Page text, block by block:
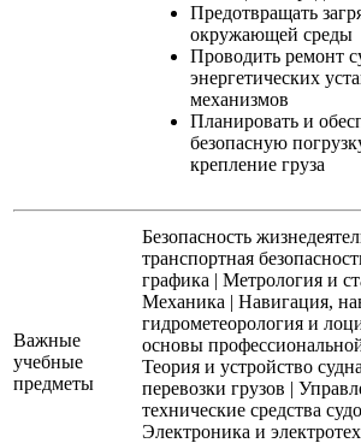
Предотвращать
окружающей среды
Проводить ремонт
энергетических
механизмов
Планировать и
безопасную
крепление груза
Важные
учебные
предметы
Безопасность
транспортная
графика | Метрология и
Механика | Навигация,
гидрометеорология и
основы
Теория и устройство судна
перевозки грузов |
технические средства
Электроника и